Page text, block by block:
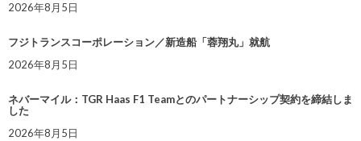
2026年8月5日
フジトランスコーポレーション／新造船「蓉翔丸」就航
2026年8月5日
ネバーマイル：TGR Haas F1 Teamとのパートナーシップ契約を締結しま
した
2026年8月5日